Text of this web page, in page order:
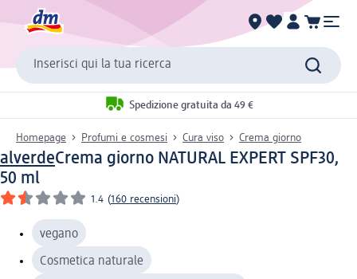
Inserisci qui la tua ricerca
Spedizione gratuita da 49 €
Homepage Profumi e cosmesi Cura viso Crema giorno
alverdeCrema giorno NATURAL EXPERT SPF30,
50 ml
1.4 (160 recensioni)
vegano
Cosmetica naturale